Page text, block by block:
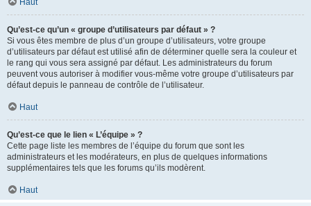
Haut
Qu’est-ce qu’un « groupe d’utilisateurs par défaut » ?
Si vous êtes membre de plus d’un groupe d’utilisateurs, votre groupe
d’utilisateurs par défaut est utilisé afin de déterminer quelle sera la couleur et
le rang qui vous sera assigné par défaut. Les administrateurs du forum
peuvent vous autoriser à modifier vous-même votre groupe d’utilisateurs par
défaut depuis le panneau de contrôle de l’utilisateur.
Haut
Qu’est-ce que le lien « L’équipe » ?
Cette page liste les membres de l’équipe du forum que sont les
administrateurs et les modérateurs, en plus de quelques informations
supplémentaires tels que les forums qu’ils modèrent.
Haut